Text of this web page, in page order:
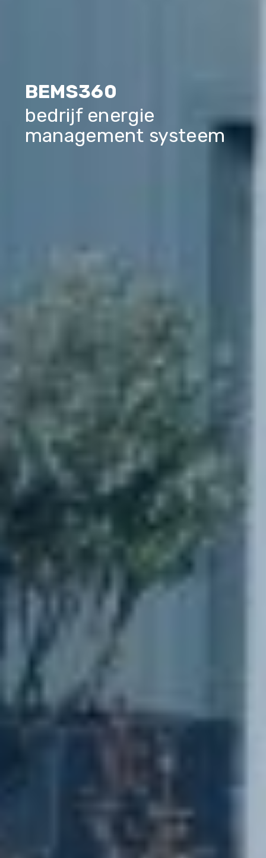
BEMS360
bedrijf energie
management systeem